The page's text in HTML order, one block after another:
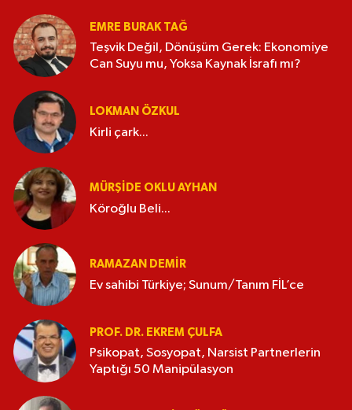
EMRE BURAK TAĞ
Teşvik Değil, Dönüşüm Gerek: Ekonomiye
Can Suyu mu, Yoksa Kaynak İsrafı mı?
LOKMAN ÖZKUL
Kirli çark...
MÜRŞIDE OKLU AYHAN
Köroğlu Beli...
RAMAZAN DEMİR
Ev sahibi Türkiye; Sunum/Tanım FİL’ce
PROF. DR. EKREM ÇULFA
Psikopat, Sosyopat, Narsist Partnerlerin
Yaptığı 50 Manipülasyon